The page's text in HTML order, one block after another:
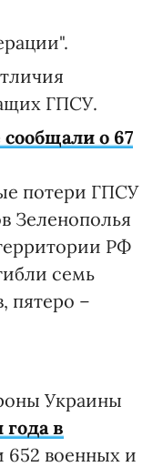
ГПСУ.
о 67
потери ГПСУ
Зеленополья
РФ
семь
пятеро –
Украины
года в
652 военных и